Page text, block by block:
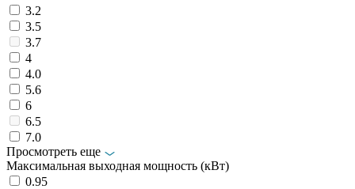
3.2
3.5
3.7
4
4.0
5.6
6
6.5
7.0
Просмотреть еще
Максимальная выходная мощность (кВт)
0.95